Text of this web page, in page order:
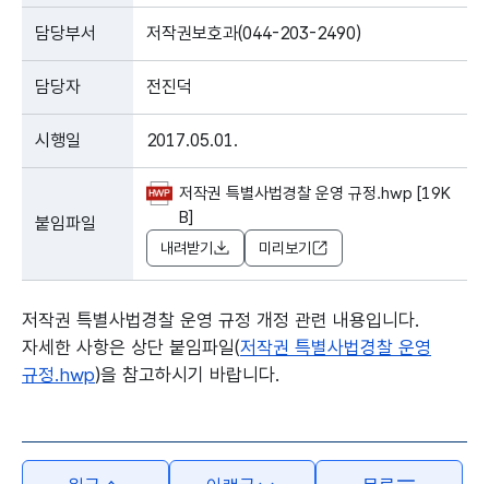
담당부서 저작권보호과(044-203-2490)
담당자 전진덕
시행일 2017.05.01.
붙임파일
저작권 특별사법경찰 운영 규정.hwp [19K
B]
내려받기 미리보기
저작권 특별사법경찰 운영 규정 개정 관련 내용입니다.
자세한 사항은 상단 붙임파일(저작권 특별사법경찰 운영
규정.hwp)을 참고하시기 바랍니다.